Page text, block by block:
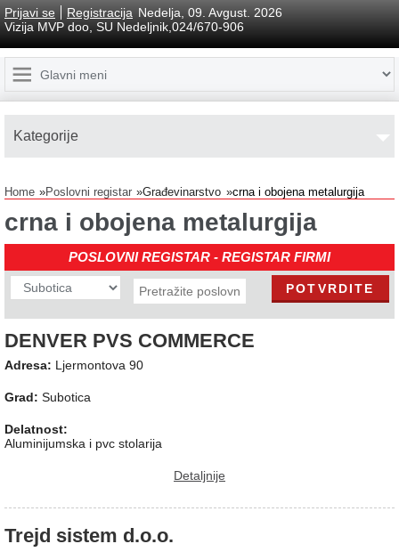
Prijavi se Registracija Nedelja, 09. Avgust. 2026
Vizija MVP doo, SU Nedeljnik,024/670-906
Home Poslovni registar Građevinarstvo crna i obojena metalurgija
crna i obojena metalurgija
POSLOVNI REGISTAR - REGISTAR FIRMI
DENVER PVS COMMERCE
Adresa: Ljermontova 90
Grad: Subotica
Delatnost:
Aluminijumska i pvc stolarija
Detaljnije
Trejd sistem d.o.o.
Kаtegorije